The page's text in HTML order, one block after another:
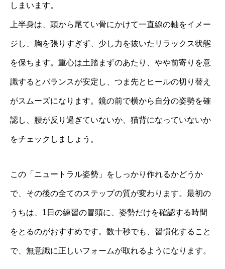
しまいます。
上半身は、頭から尾てい骨にかけて一直線の軸をイメー
ジし、胸を張りすぎず、少し力を抜いたリラックス状態
を保ちます。重心は土踏まずのあたり、やや前寄りを意
識するとバランスが安定し、つま先とヒールの切り替え
がスムーズになります。鏡の前で横から自分の姿勢を確
認し、腰が反り過ぎていないか、猫背になっていないか
をチェックしましょう。
この「ニュートラル姿勢」をしっかり作れるかどうか
で、その後の全てのステップの質が変わります。最初の
うちは、1日の練習の冒頭に、姿勢だけを確認する時間
をとるのがおすすめです。数十秒でも、習慣化すること
で、無意識に正しいフォームが取れるようになります。